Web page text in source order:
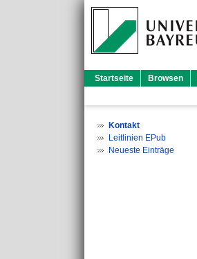
Startseite Browsen
Kontakt
Leitlinien EPub
Neueste Einträge